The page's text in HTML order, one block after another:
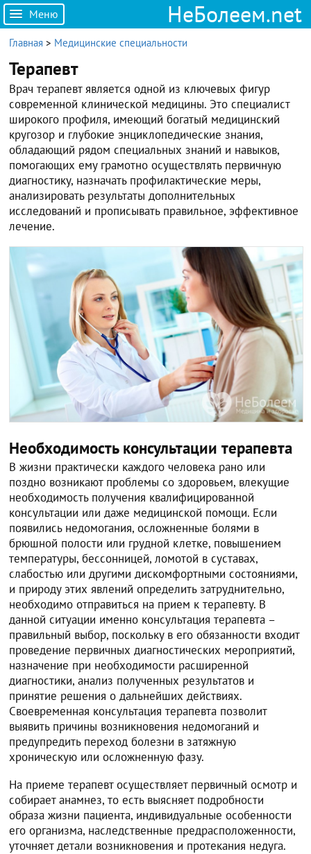
Меню НеБолеем.net
Главная > Медицинские специальности
Терапевт
Врач терапевт является одной из ключевых фигур
современной клинической медицины. Это специалист
широкого профиля, имеющий богатый медицинский
кругозор и глубокие энциклопедические знания,
обладающий рядом специальных знаний и навыков,
помогающих ему грамотно осуществлять первичную
диагностику, назначать профилактические меры,
анализировать результаты дополнительных
исследований и прописывать правильное, эффективное
лечение.
Необходимость консультации терапевта
В жизни практически каждого человека рано или
поздно возникают проблемы со здоровьем, влекущие
необходимость получения квалифицированной
консультации или даже медицинской помощи. Если
появились недомогания, осложненные болями в
брюшной полости или грудной клетке, повышением
температуры, бессонницей, ломотой в суставах,
слабостью или другими дискомфортными состояниями,
и природу этих явлений определить затруднительно,
необходимо отправиться на прием к терапевту. В
данной ситуации именно консультация терапевта –
правильный выбор, поскольку в его обязанности входит
проведение первичных диагностических мероприятий,
назначение при необходимости расширенной
диагностики, анализ полученных результатов и
принятие решения о дальнейших действиях.
Своевременная консультация терапевта позволит
выявить причины возникновения недомоганий и
предупредить переход болезни в затяжную
хроническую или осложненную фазу.
На приеме терапевт осуществляет первичный осмотр и
собирает анамнез, то есть выясняет подробности
образа жизни пациента, индивидуальные особенности
его организма, наследственные предрасположенности,
уточняет детали возникновения и протекания недуга.